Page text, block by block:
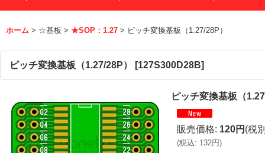
ホーム > ☆基板 > ★SOP：1.27 > ピッチ変換基板（1.27/28P）
ピッチ変換基板（1.27/28P） [127S300D28B]
ピッチ変換基板（
販売価格: 120円 (税
(税込: 132円)